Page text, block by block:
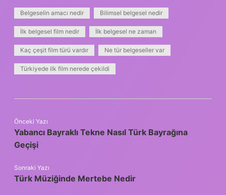
Belgeselin amacı nedir Bilimsel belgesel nedir
İlk belgesel film nedir İlk belgesel ne zaman
Kaç çeşit film türü vardır Ne tür belgeseller var
Türkiyede ilk film nerede çekildi
Önceki Yazı
Yabancı Bayraklı Tekne Nasıl Türk Bayrağına
Geçişi
Sonraki Yazı
Türk Müziğinde Mertebe Nedir